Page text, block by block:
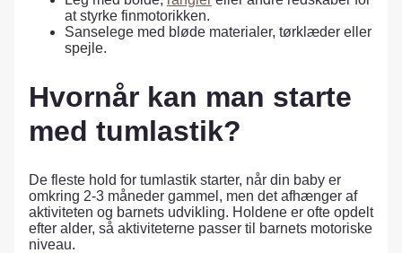
at styrke finmotorikken.
Sanselege med bløde materialer, tørklæder eller
spejle.
Hvornår kan man starte
med tumlastik?
De fleste hold for tumlastik starter, når din baby er
omkring 2-3 måneder gammel, men det afhænger af
aktiviteten og barnets udvikling. Holdene er ofte opdelt
efter alder, så aktiviteterne passer til barnets motoriske
niveau.